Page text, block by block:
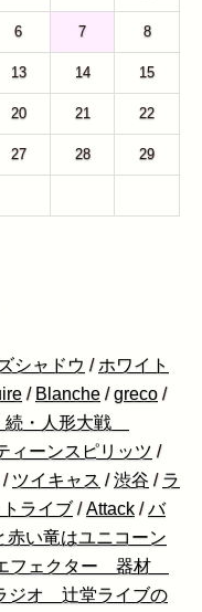
6 7 8
13 14 15
20 21 22
27 28 29
シャドウ / ホワイト
/ Blanche /greco /
・人形大戦
ィーンスピリッツ /
/ ツイキャス /渋谷 / ラ
ライブ /Attack /バ
赤い竜はユニコーン
フェクター 器材
ジオ 辻堂ライブの